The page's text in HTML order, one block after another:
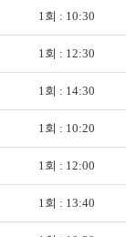
1회 : 10:30
1회 : 12:30
1회 : 14:30
1회 : 10:20
1회 : 12:00
1회 : 13:40